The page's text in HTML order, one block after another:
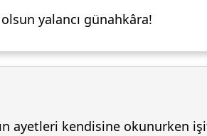
olsun yalancı günahkâra!
ayetleri kendisine okunurken